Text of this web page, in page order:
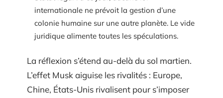
internationale ne prévoit la gestion d’une
colonie humaine sur une autre planète. Le vide
juridique alimente toutes les spéculations.
La réflexion s’étend au-delà du sol martien.
L’effet Musk aiguise les rivalités : Europe,
Chine, États-Unis rivalisent pour s’imposer